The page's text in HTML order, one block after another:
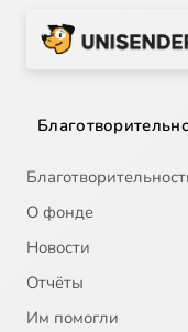
О фонде
Новости
Отчёты
Им помогли